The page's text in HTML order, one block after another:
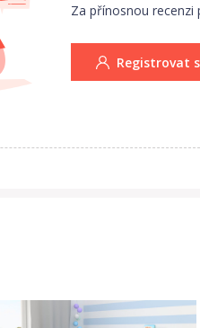
Za přínosnou recenzi
Registrovat